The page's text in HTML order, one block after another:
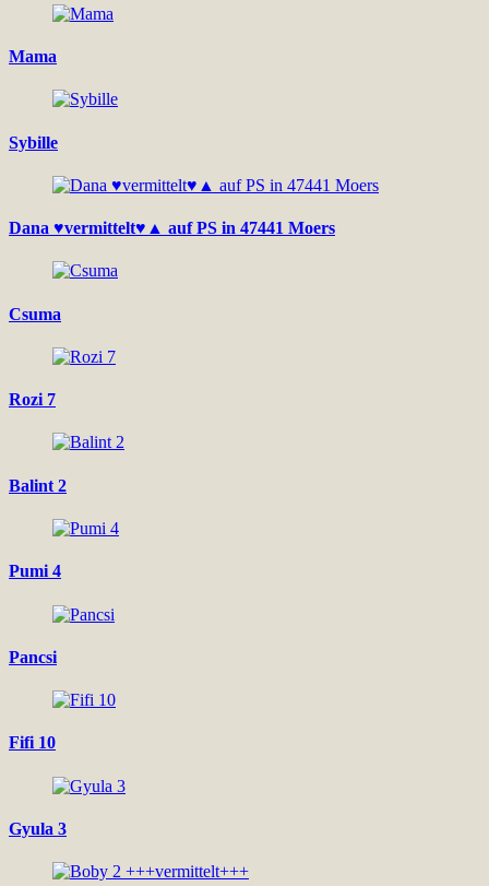
Mama
Sybille
Dana ♥vermittelt♥▲ auf PS in 47441 Moers
Csuma
Rozi 7
Balint 2
Pumi 4
Pancsi
Fifi 10
Gyula 3